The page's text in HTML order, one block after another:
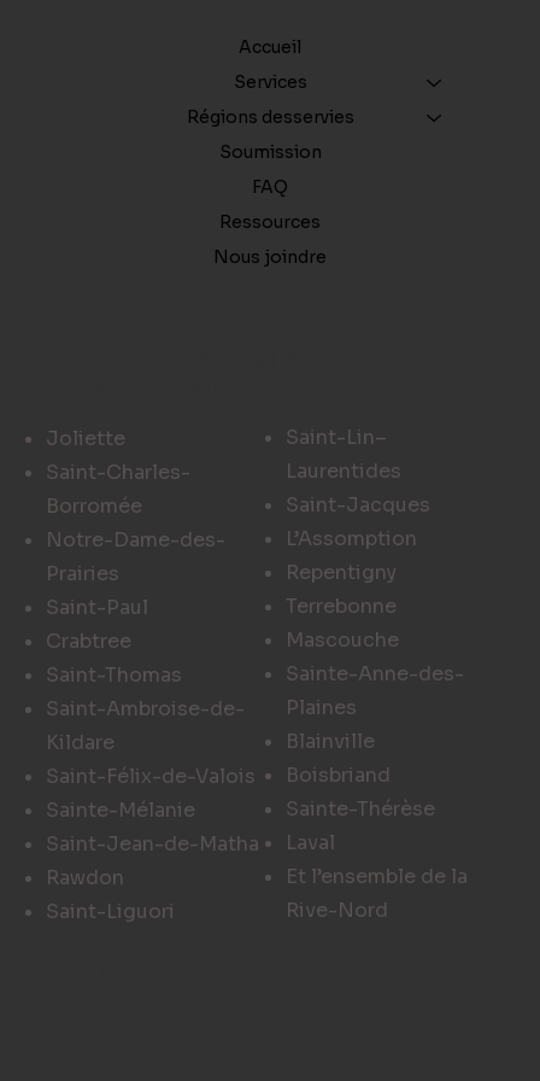
Accueil
Services
Régions desservies
Soumission
FAQ
Ressources
Nous joindre
Joliette
Saint-Charles-
Borromée
Notre-Dame-des-
Prairies
Saint-Paul
Crabtree
Saint-Thomas
Saint-Ambroise-de-
Kildare
Saint-Félix-de-Valois
Sainte-Mélanie
Saint-Jean-de-Matha
Rawdon
Saint-Liguori
Saint-Lin–
Laurentides
Saint-Jacques
L’Assomption
Repentigny
Terrebonne
Mascouche
Sainte-Anne-des-
Plaines
Blainville
Boisbriand
Sainte-Thérèse
Laval
Et l’ensemble de la
Rive-Nord